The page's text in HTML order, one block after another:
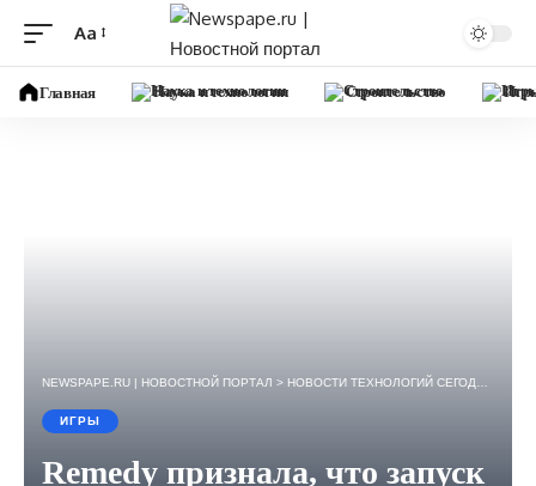
Изменение
шрифта
Aa
Главная Наука и технологии Строительство
NEWSPAPE.RU | НОВОСТНОЙ ПОРТАЛ > НОВОСТИ ТЕХНОЛОГИЙ СЕГОДНЯ — ИГРЫ, НАУКА, ГАДЖЕТЫ, БИЗНЕС.
ИГРЫ
Remedy признала, что запуск